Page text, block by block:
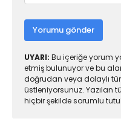
Yorumu gönder
UYARI: Bu içeriğe yorum
etmiş bulunuyor ve bu
doğrudan veya dolaylı
üstleniyorsunuz. Yazılan
hiçbir şekilde sorumlu